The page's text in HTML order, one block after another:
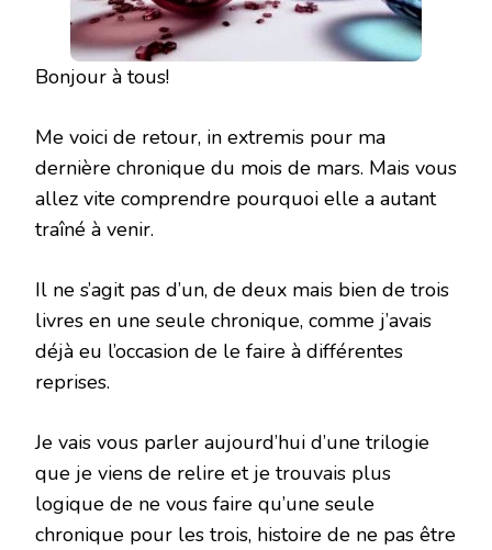
Bonjour à tous!
Me voici de retour, in extremis pour ma
dernière chronique du mois de mars. Mais vous
allez vite comprendre pourquoi elle a autant
traîné à venir.
Il ne s’agit pas d’un, de deux mais bien de trois
livres en une seule chronique, comme j’avais
déjà eu l’occasion de le faire à différentes
reprises.
Je vais vous parler aujourd’hui d’une trilogie
que je viens de relire et je trouvais plus
logique de ne vous faire qu’une seule
chronique pour les trois, histoire de ne pas être